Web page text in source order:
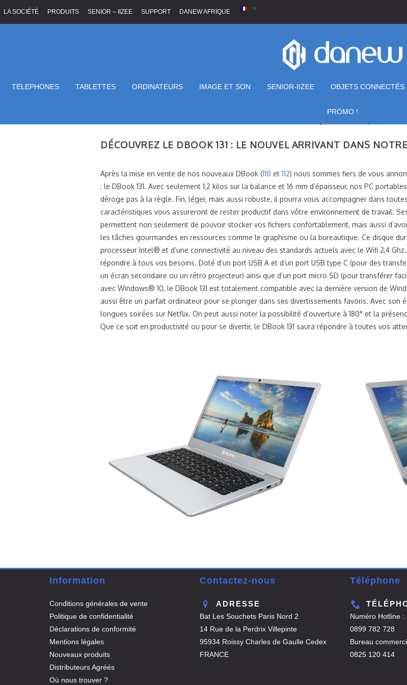
LA SOCIÉTÉ PRODUITS SENIOR – IIZEE SUPPORT DANEW AFRIQUE
TELEPHONES TABLETTES ORDINATEURS IMAGE ET SON SENIOR-IIZEE OBJETS CONNECTÉS
PROMO !
DÉCOUVREZ LE DBOOK 131 : LE NOUVEL ARRIVANT DANS
Après la mise en vente de nos nouveaux DBook (110 et 112) nous sommes fiers de vous
: le DBook 131. Avec seulement 1,2 kilos sur la balance et 16 mm d’épaisseur, nos PC
déroge pas à la règle. Fin, léger, mais aussi robuste, il pourra vous accompagner dans
caractéristiques vous assureront de rester productif dans vôtre environnement de travail.
permettent non seulement de pouvoir stocker vos fichiers confortablement, mais aussi
les tâches gourmandes en ressources comme le graphisme ou la bureautique. Ce disque
processeur Intel® et d’une connectivité au niveau des standards actuels avec le Wifi 2,4
répondre à tous vos besoins. Doté d’un port USB A et d’un port USB type C (pour des
un écran secondaire ou un rétro projecteur) ainsi que d’un port micro SD (pour transférer
avec Windows® 10, le DBook 131 est totalement compatible avec la dernière version de
aussi être un parfait ordinateur pour se plonger dans ses divertissements favoris. Avec son
longues soirées sur Netflix. On peut aussi noter la possibilité d’ouverture à 180° et la
Que ce soit en productivité ou pour se divertir, le DBook 131 saura répondre à toutes vos
Information
Conditions générales de vente
Politique de confidentialité
Déclarations de conformité
Mentions légales
Nouveaux produits
Distributeurs Agréés
Où nous trouver ?
Contactez-nous
ADRESSE
Bat Les Souchets Paris Nord 2
14 Rue de la Perdrix Villepinte
95934 Roissy Charles de Gaulle Cedex
FRANCE
Téléphone
Numéro Hotline :
0899 782 728
Bureau
0825 120 414